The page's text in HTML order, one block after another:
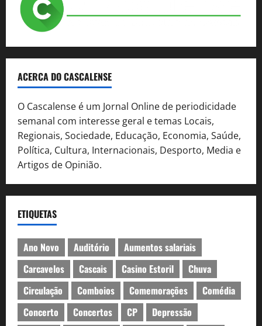
ACERCA DO CASCALENSE
O Cascalense é um Jornal Online de periodicidade
semanal com interesse geral e temas Locais,
Regionais, Sociedade, Educação, Economia, Saúde,
Política, Cultura, Internacionais, Desporto, Media e
Artigos de Opinião.
ETIQUETAS
Ano Novo Auditório
Aumentos salariais
Carcavelos
Cascais Casino Estoril
Chuva
Circulação
Comboios Comemorações
Comédia
Concerto
Concertos CP
Depressão